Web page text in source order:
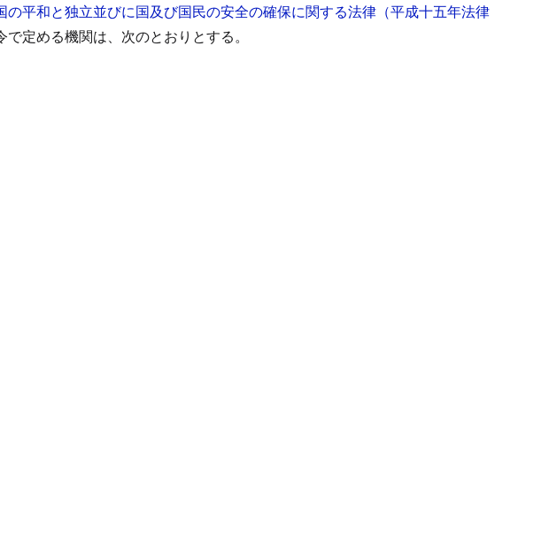
平和と独立並びに国及び国民の安全の確保に関する法律（平成十五年法律
で定める機関は、次のとおりとする。